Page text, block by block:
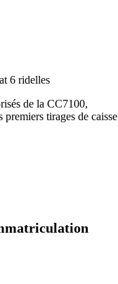
6 ridelles
de la CC7100,
tirages de caisse